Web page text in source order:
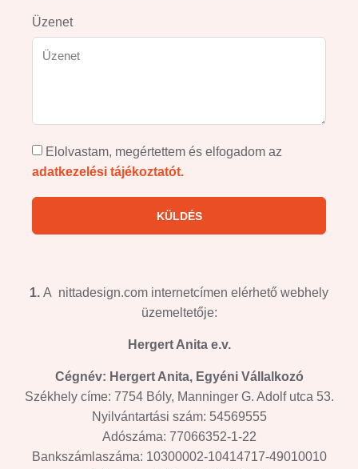
Üzenet
Elolvastam, megértettem és elfogadom az
adatkezelési tájékoztatót.
KÜLDÉS
1. A nittadesign.com internetcímen elérhető webhely
üzemeltetője:
Hergert Anita e.v.
Cégnév: Hergert Anita, Egyéni Vállalkozó
Székhely címe: 7754 Bóly, Manninger G. Adolf utca 53.
Nyilvántartási szám: 54569555
Adószáma: 77066352-1-22
Bankszámlaszáma: 10300002-10414717-49010010